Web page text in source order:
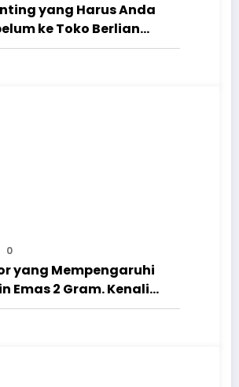
yang Harus Anda
ke Toko Berlian
0
yang Mempengaruhi
Emas 2 Gram. Kenali